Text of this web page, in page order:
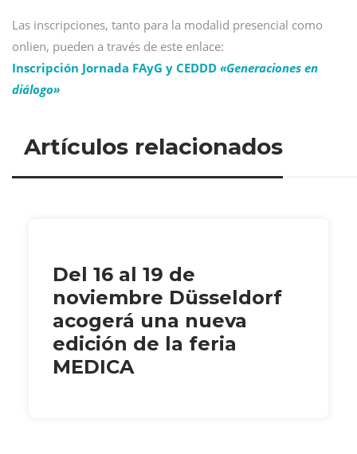
Las inscripciones, tanto para la modalid presencial como
onlien, pueden a través de este enlace:
Inscripción Jornada FAyG y CEDDD «Generaciones en
diálogo»
Artículos relacionados
Del 16 al 19 de
noviembre Düsseldorf
acogerá una nueva
edición de la feria
MEDICA